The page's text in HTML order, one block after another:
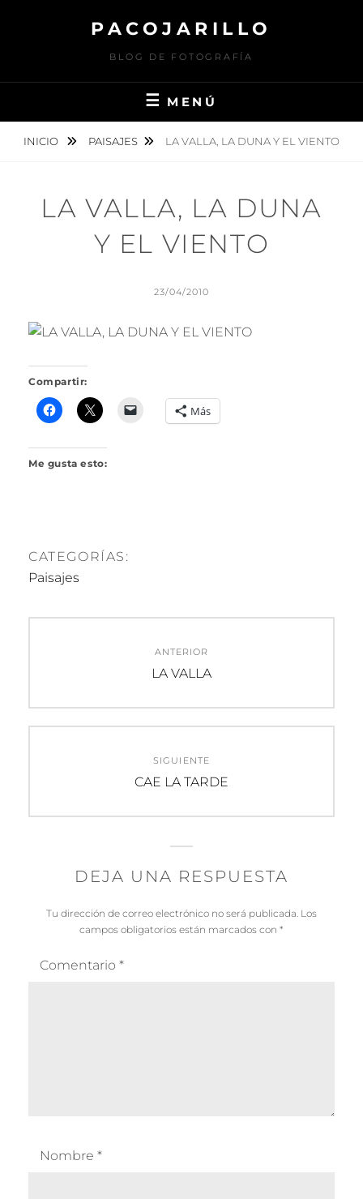
PACOJARILLO
BLOG DE FOTOGRAFÍA
MENÚ
INICIO PAISAJES LA VALLA, LA DUNA Y EL VIENTO
LA VALLA, LA DUNA
Y EL VIENTO
PUBLICADO
23/04/2010
A
R
I
Compartir:
Más
Me gusta esto:
CATEGORÍAS:
Paisajes
entradas
ANTERIOR
Entrada
LA VALLA
SIGUIENTE
Entrada
CAE LA TARDE
DEJA UNA RESPUESTA
Tu dirección de correo electrónico no será publicada. Los
campos obligatorios están marcados con *
Comentario *
Nombre *